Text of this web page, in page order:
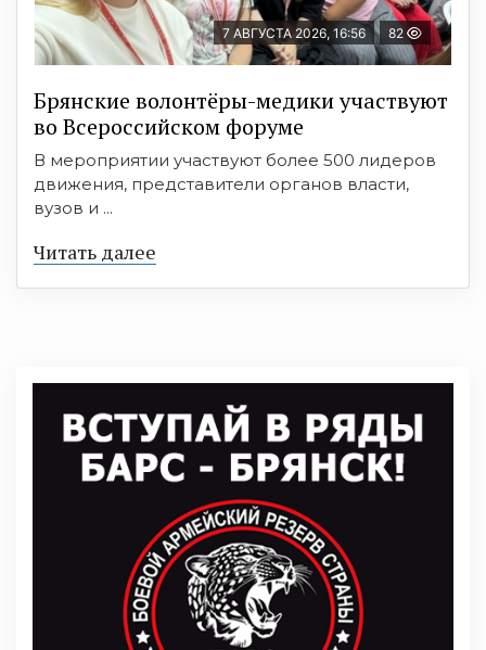
7 АВГУСТА 2026, 16:56 82
Брянские волонтёры-медики участвуют
во Всероссийском форуме
В мероприятии участвуют более 500 лидеров
движения, представители органов власти,
вузов и ...
Читать далее